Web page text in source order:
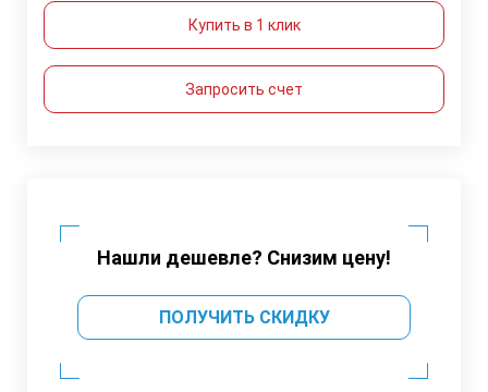
Купить в 1 клик
Запросить счет
Нашли дешевле? Снизим цену!
ПОЛУЧИТЬ СКИДКУ